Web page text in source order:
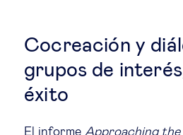
Cocreación y
grupos de
éxito
El informe Approaching